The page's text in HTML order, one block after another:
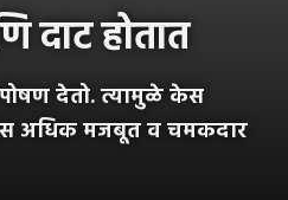
होतात
देतो. त्यामुळे केस
अधिक मजबूत व चमकदार